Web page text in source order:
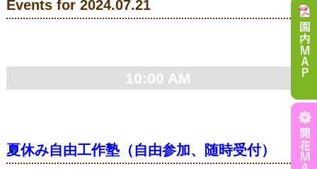
Events for 2024.07.21
Navigation
10:00 AM
夏休み自由工作塾（自由参加、随時受付）